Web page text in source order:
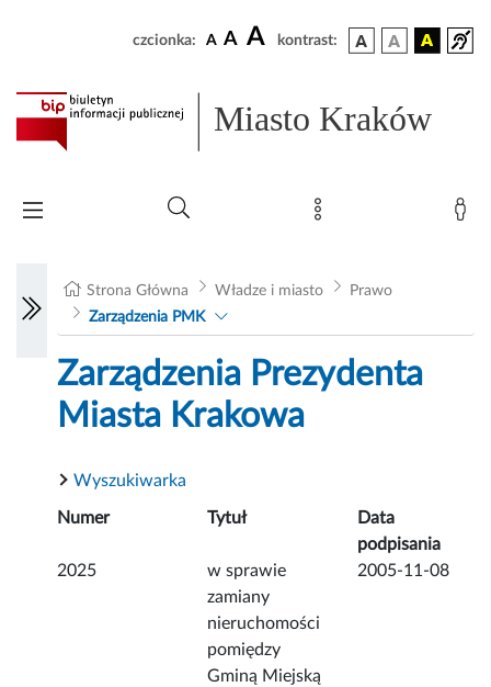
czcionka: A A A kontrast:
Miasto Kraków
Strona Główna Władze i miasto
Prawo
Zarządzenia PMK
Zarządzenia Prezydenta
Miasta Krakowa
Wyszukiwarka
Numer Tytuł
Data
podpisania
2025
w sprawie
zamiany
nieruchomości
pomiędzy
Gminą Miejską
2005-11-08